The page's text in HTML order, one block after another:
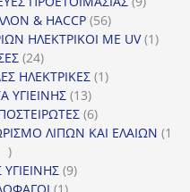
& HACCP 5656
προϊόντα
ΗΛΕΚΤΡΙΚΟΙ ΜΕ UV 11
2424
προϊόντα
ΗΛΕΚΤΡΙΚΕΣ 11
ΥΓΙΕΙΝΗΣ 1313
προϊόντα
66
προϊόντα
ΛΙΠΩΝ ΚΑΙ ΕΛΑΙΩΝ 1
1
προϊόν
99
1